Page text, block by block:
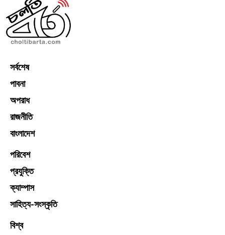
সর্বশেষ
পাবনা
অপরাধ
রাজনীতি
বাংলাদেশ
পরিবেশ
প্রযুক্তি
ক্যাম্পাস
সাহিত্য-সংস্কৃতি
বিশ্ব